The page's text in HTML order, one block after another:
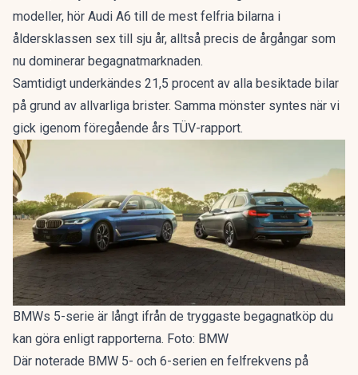
modeller, hör Audi A6 till de mest felfria bilarna i
åldersklassen sex till sju år, alltså precis de årgångar som
nu dominerar begagnatmarknaden.
Samtidigt underkändes 21,5 procent av alla besiktade bilar
på grund av allvarliga brister. Samma mönster syntes när vi
gick igenom föregående års TÜV-rapport.
BMWs 5-serie är långt ifrån de tryggaste begagnatköp du
kan göra enligt rapporterna. Foto: BMW
Där noterade BMW 5- och 6-serien en felfrekvens på